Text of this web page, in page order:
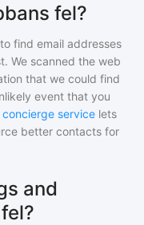
fel?
find email addresses
We scanned the web
that we could find
event that you
concierge service lets
better contacts for
and